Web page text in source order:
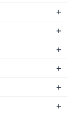
+
+
+
+
+
+